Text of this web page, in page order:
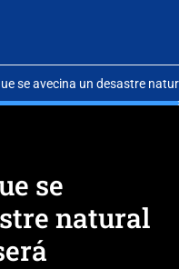
se avecina un desastre
se
natural